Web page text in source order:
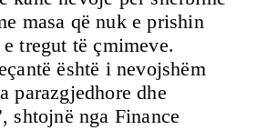
masa që nuk e prishin
tregut të çmimeve.
është i nevojshëm
parazgjedhore dhe
shtojnë nga Finance